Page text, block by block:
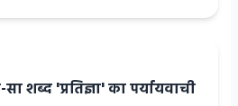
शब्द 'प्रतिज्ञा' का पर्यायवाची